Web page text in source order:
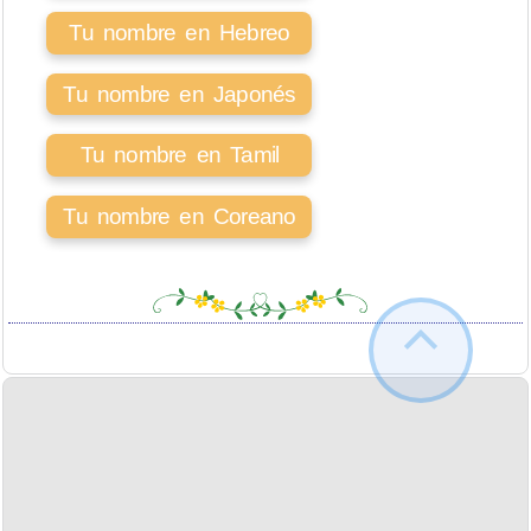
Tu nombre en Hebreo
Tu nombre en Japonés
Tu nombre en Tamil
Tu nombre en Coreano